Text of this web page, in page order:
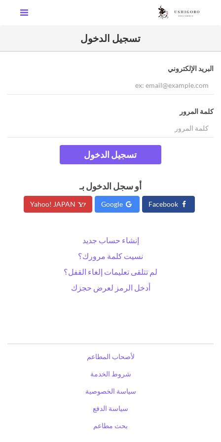
تسجيل الدخول
البريد الإلكتروني
كلمة المرور
تسجيل الدخول
أو سجل الدخول بـ
إنشاء حساب جديد
نسيت كلمة مرورك؟
لم تتلقى تعليمات إلغاء القفل؟
أدخل الرمز لعرض حجزك
لأصحاب المطاعم
شروط الخدمة
سياسة الخصوصية
سياسة الدفع
بحث مطاعم